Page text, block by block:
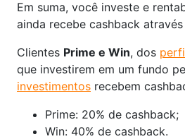
Em suma, você investe e
ainda recebe cashback
Clientes Prime e Win, dos
que investirem em um fundo
investimentos recebem
Prime: 20% de cashback;
Win: 40% de cashback.